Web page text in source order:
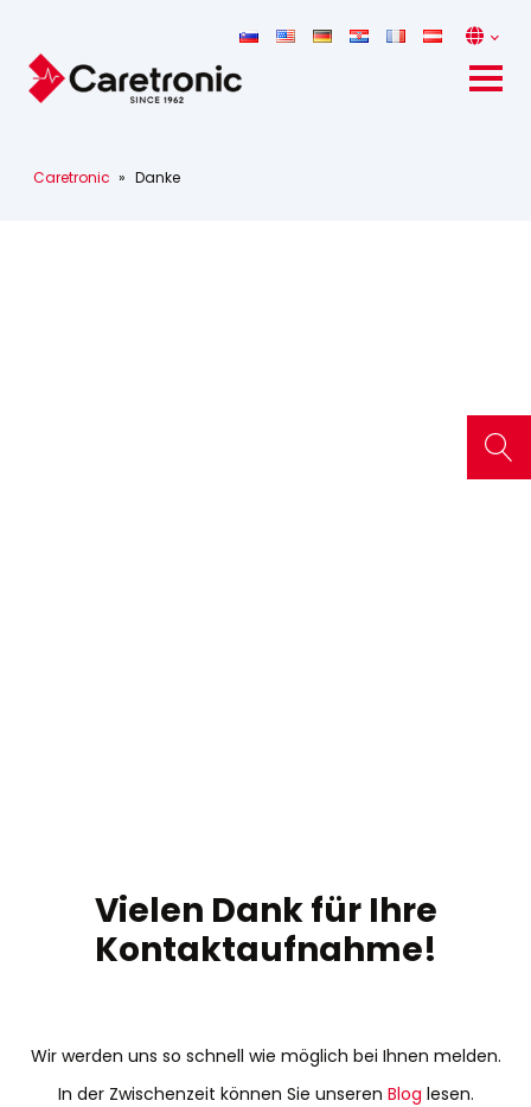
Caretronic » Danke
Vielen Dank für Ihre
Kontaktaufnahme!
Wir werden uns so schnell wie möglich bei Ihnen melden.
In der Zwischenzeit können Sie unseren Blog lesen.